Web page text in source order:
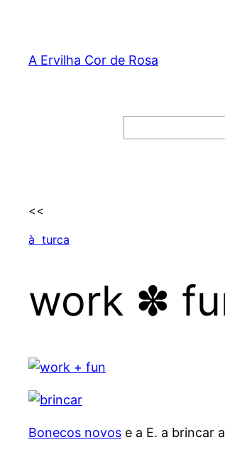
content
A Ervilha Cor de Rosa
<<
à turca
work ✽
Bonecos novos e a E. a brincar